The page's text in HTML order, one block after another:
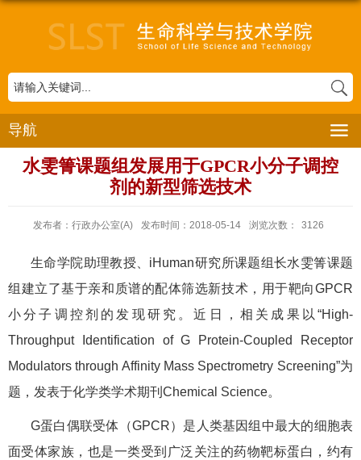
导航
水雯箐课题组发展用于GPCR小分子调控
剂的新型筛选技术
发布者：行政办公室(A) 发布时间：2018-05-14 浏览次数： 3126
生命学院助理教授、 iHuman研究所课题组长水雯箐课题
组建立了基于亲和质谱的配体筛选新技术，用于靶向GPCR
小分子调控剂的发现研究。近日，相关成果以“High-
Throughput Identification of G Protein-Coupled Receptor
Modulators through Affinity Mass Spectrometry Screening”为
题，发表于化学类学术期刊 Chemical Science。
G蛋白偶联受体（GPCR）是人类基因组中最大的细胞表
面受体家族，也是一类受到广泛关注的药物靶标蛋白，约有